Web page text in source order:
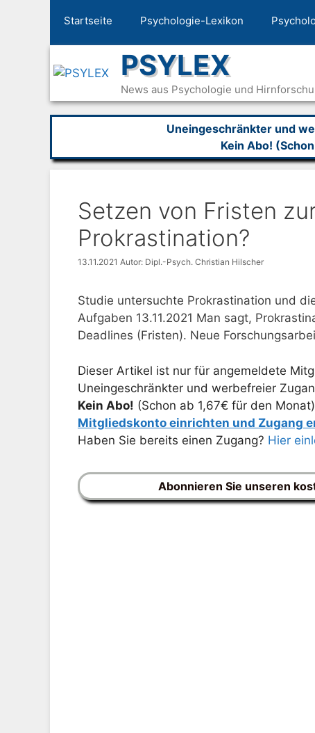
Startseite Psychologie-Lexikon
PSYLEX
News aus Psychologie und
Uneingeschränkter und
Kein Abo!
Setzen von Fristen
Prokrastination?
13.11.2021 Autor: Dipl.-Psych. Christian Hilscher
Studie untersuchte Prokrastination und
Aufgaben 13.11.2021 Man sagt,
Deadlines (Fristen). Neue
Dieser Artikel ist nur für angemeldete
Uneingeschränkter und werbefreier
Kein Abo! (Schon ab 1,67€ für den
Mitgliedskonto einrichten und Zugang
Haben Sie bereits einen Zugang? Hier
Abonnieren Sie unseren